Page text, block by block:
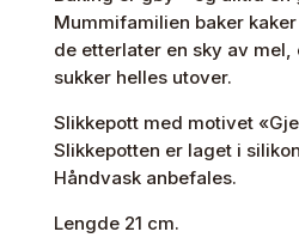
Mummifamilien baker
de etterlater en sky av
sukker helles utover.
Slikkepott med motivet
Slikkepotten er laget i
Håndvask anbefales.
Lengde 21 cm.